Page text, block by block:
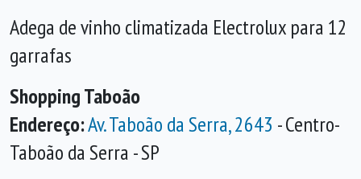
Adega de vinho climatizada Electrolux para 12
garrafas
Shopping Taboão
Endereço:Av. Taboão da Serra, 2643 - Centro-
Taboão da Serra - SP